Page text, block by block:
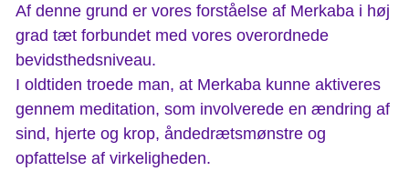
Af denne grund er vores forståelse af Merkaba i høj
grad tæt forbundet med vores overordnede
bevidsthedsniveau.
I oldtiden troede man, at Merkaba kunne aktiveres
gennem meditation, som involverede en ændring af
sind, hjerte og krop, åndedrætsmønstre og
opfattelse af virkeligheden.